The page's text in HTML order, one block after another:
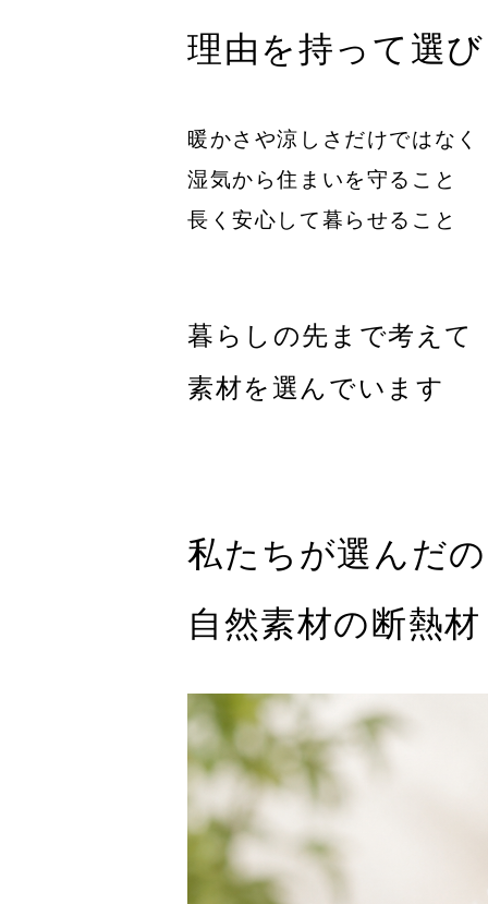
理由を持って選
暖かさや涼しさだけではなく
湿気から住まいを守ること
長く安心して暮らせること
暮らしの先まで考えて
素材を選んでいます
私たちが選んだ
自然素材の断熱材